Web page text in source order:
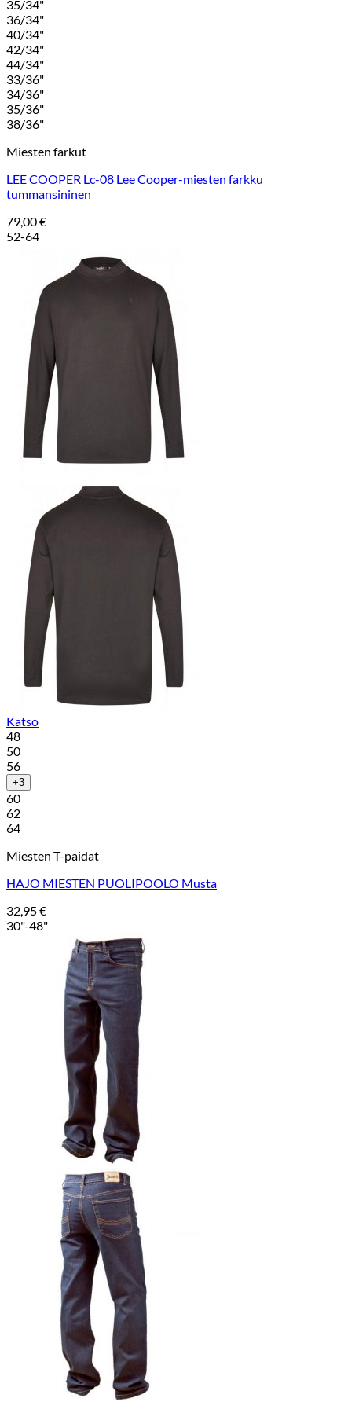
35/34"
36/34"
40/34"
42/34"
44/34"
33/36"
34/36"
35/36"
38/36"
Miesten farkut
LEE COOPER Lc-08 Lee Cooper-miesten farkku
tummansininen
79,00€
52-64
Katso
48
50
56
+3
60
62
64
Miesten T-paidat
HAJO MIESTEN PUOLIPOOLO Musta
32,95€
30"-48"